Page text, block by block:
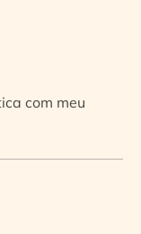
com meu